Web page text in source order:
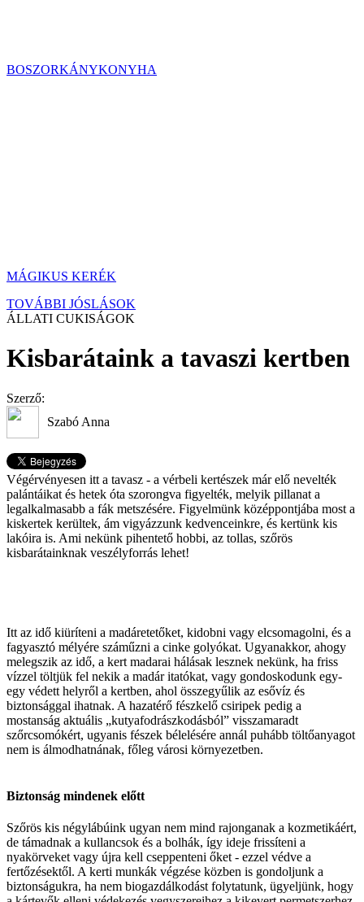
BOSZORKÁNYKONYHA
MÁGIKUS KERÉK
TOVÁBBI JÓSLÁSOK
ÁLLATI CUKISÁGOK
Kisbarátaink a tavaszi kertben
Szerző:
Szabó Anna
Végérvényesen itt a tavasz - a vérbeli kertészek már elő nevelték
palántáikat és hetek óta szorongva figyelték, melyik pillanat a
legalkalmasabb a fák metszésére. Figyelmünk középpontjába most a
kiskertek kerültek, ám vigyázzunk kedvenceinkre, és kertünk kis
lakóira is. Ami nekünk pihentető hobbi, az tollas, szőrös
kisbarátainknak veszélyforrás lehet!
Itt az idő kiüríteni a madáretetőket, kidobni vagy elcsomagolni, és a
fagyasztó mélyére száműzni a cinke golyókat. Ugyanakkor, ahogy
melegszik az idő, a kert madarai hálásak lesznek nekünk, ha friss
vízzel töltjük fel nekik a madár itatókat, vagy gondoskodunk egy-
egy védett helyről a kertben, ahol összegyűlik az esővíz és
biztonsággal ihatnak. A hazatérő fészkelő csiripek pedig a
mostanság aktuális „kutyafodrászkodásból” visszamaradt
szőrcsomókért, ugyanis fészek bélelésére annál puhább töltőanyagot
nem is álmodhatnának, főleg városi környezetben.
Biztonság mindenek előtt
Szőrös kis négylábúink ugyan nem mind rajonganak a kozmetikáért,
de támadnak a kullancsok és a bolhák, így ideje frissíteni a
nyakörveket vagy újra kell cseppenteni őket - ezzel védve a
fertőzésektől. A kerti munkák végzése közben is gondoljunk a
biztonságukra, ha nem biogazdálkodást folytatunk, ügyeljünk, hogy